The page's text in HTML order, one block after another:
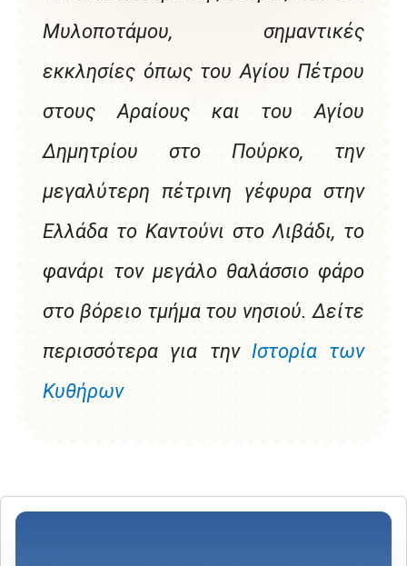
Μυλοποτάμου, σημαντικές
εκκλησίες όπως του Αγίου Πέτρου
στους Αραίους και του Αγίου
Δημητρίου στο Πούρκο, την
μεγαλύτερη πέτρινη γέφυρα στην
Ελλάδα το Καντούνι στο Λιβάδι, το
φανάρι τον μεγάλο θαλάσσιο φάρο
στο βόρειο τμήμα του νησιού. Δείτε
περισσότερα για την Ιστορία των
Κυθήρων